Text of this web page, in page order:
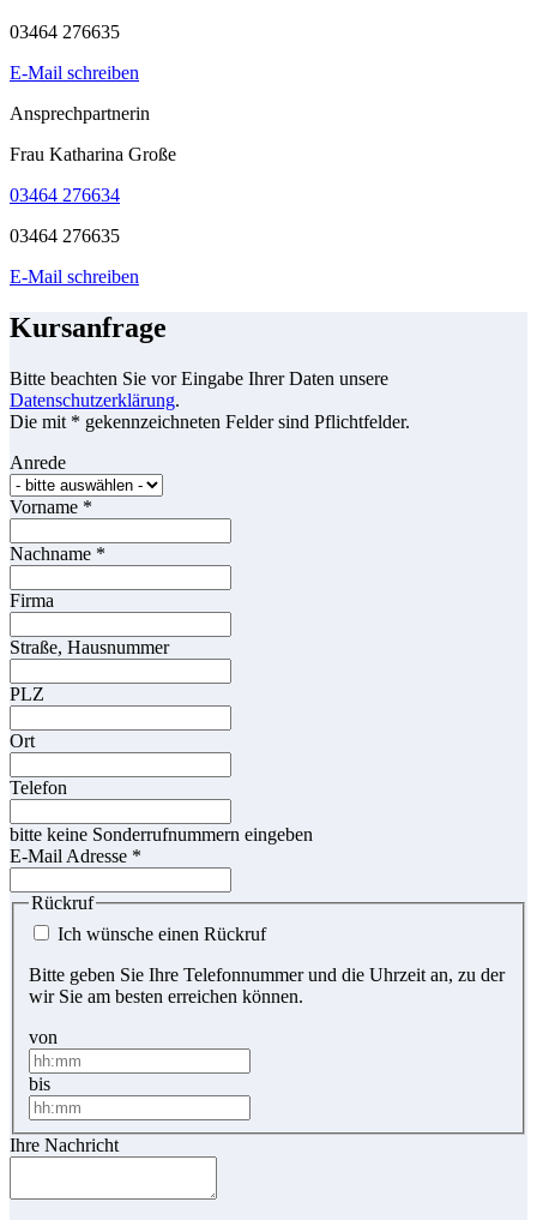
03464 276635
E-Mail schreiben
Ansprechpartnerin
Frau Katharina Große
03464 276634
03464 276635
E-Mail schreiben
Kursanfrage
Bitte beachten Sie vor Eingabe Ihrer Daten unsere
Datenschutzerklärung.
Die mit * gekennzeichneten Felder sind Pflichtfelder.
Anrede
Vorname *
Nachname *
Firma
Straße, Hausnummer
PLZ
Ort
Telefon
bitte keine Sonderrufnummern eingeben
E-Mail Adresse *
Rückruf
Ich wünsche einen Rückruf
Bitte geben Sie Ihre Telefonnummer und die Uhrzeit an, zu der
wir Sie am besten erreichen können.
von
bis
Ihre Nachricht